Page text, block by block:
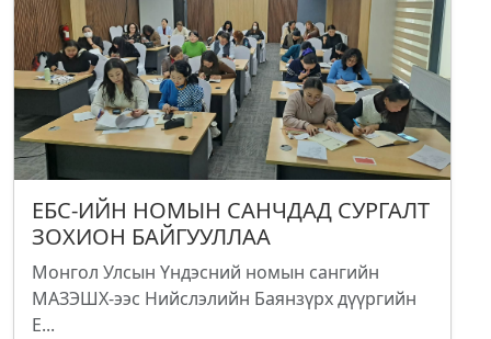
ЕБС-ИЙН НОМЫН САНЧДАД СУРГАЛТ
ЗОХИОН БАЙГУУЛЛАА
Монгол Улсын Үндэсний номын сангийн
МАЗЭШХ-ээс Нийслэлийн Баянзүрх дүүргийн
Е...